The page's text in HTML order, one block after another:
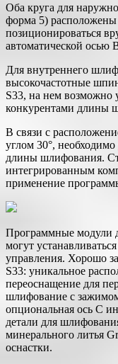
Оба круга для
форма 5) расположены
позиционироваться
автоматической осью
Для внутреннего
высокочастотные
S33, на нем возможно
конкурентами длины
В связи с
углом 30°,
длины шлифования.
интегрированным
применение
Программные модули
могут
управления. Хорошо
S33: уникальное
переоснащение для
шлифование с
опциональная ось C
детали для
минерального литья
оснастки.